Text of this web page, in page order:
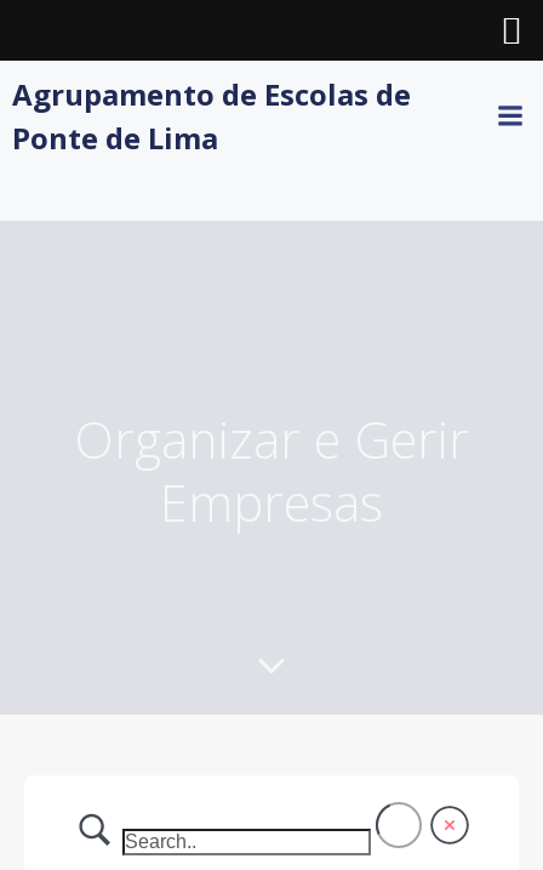
to
Agrupamento de Escolas de
Ponte de Lima
Organizar e Gerir
Empresas